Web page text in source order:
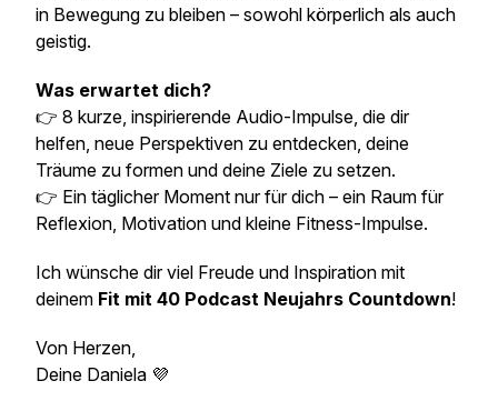
in Bewegung zu bleiben – sowohl körperlich als auch
geistig.
Was erwartet dich?
👉 8 kurze, inspirierende Audio-Impulse, die dir
helfen, neue Perspektiven zu entdecken, deine
Träume zu formen und deine Ziele zu setzen.
👉 Ein täglicher Moment nur für dich – ein Raum für
Reflexion, Motivation und kleine Fitness-Impulse.
Ich wünsche dir viel Freude und Inspiration mit
deinem Fit mit 40 Podcast Neujahrs Countdown!
Von Herzen,
Deine Daniela 💜